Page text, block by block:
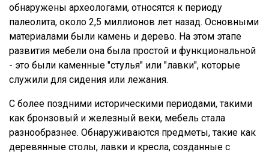
обнаружены археологами, относятся к периоду
палеолита, около 2,5 миллионов лет назад. Основными
материалами были камень и дерево. На этом этапе
развития мебели она была простой и функциональной
- это были каменные "стулья" или "лавки", которые
служили для сидения или лежания.
С более поздними историческими периодами, такими
как бронзовый и железный веки, мебель стала
разнообразнее. Обнаруживаются предметы, такие как
деревянные столы, лавки и кресла, созданные с